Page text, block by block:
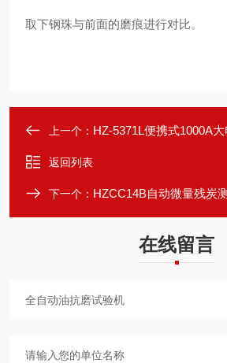
取下钢珠与前面的磨痕进行对比。
上一个： HZ-5371L便携式1000A
返回列表
下一个： HZCC14B自动微量残炭
在线留言